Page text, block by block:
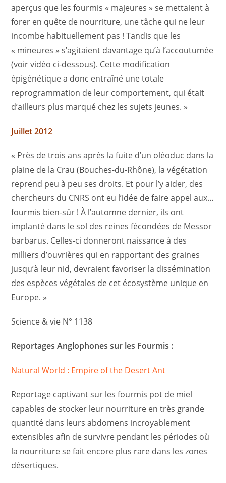
aperçus que les fourmis « majeures » se mettaient à
forer en quête de nourriture, une tâche qui ne leur
incombe habituellement pas ! Tandis que les
« mineures » s’agitaient davantage qu’à l’accoutumée
(voir vidéo ci-dessous). Cette modification
épigénétique a donc entraîné une totale
reprogrammation de leur comportement, qui était
d’ailleurs plus marqué chez les sujets jeunes. »
Juillet 2012
« Près de trois ans après la fuite d’un oléoduc dans la
plaine de la Crau (Bouches-du-Rhône), la végétation
reprend peu à peu ses droits. Et pour l’y aider, des
chercheurs du CNRS ont eu l’idée de faire appel aux…
fourmis bien-sûr ! À l’automne dernier, ils ont
implanté dans le sol des reines fécondées de Messor
barbarus. Celles-ci donneront naissance à des
milliers d’ouvrières qui en rapportant des graines
jusqu’à leur nid, devraient favoriser la dissémination
des espèces végétales de cet écosystème unique en
Europe. »
Science & vie N° 1138
Reportages Anglophones sur les Fourmis :
Natural World : Empire of the Desert Ant
Reportage captivant sur les fourmis pot de miel
capables de stocker leur nourriture en très grande
quantité dans leurs abdomens incroyablement
extensibles afin de survivre pendant les périodes où
la nourriture se fait encore plus rare dans les zones
désertiques.